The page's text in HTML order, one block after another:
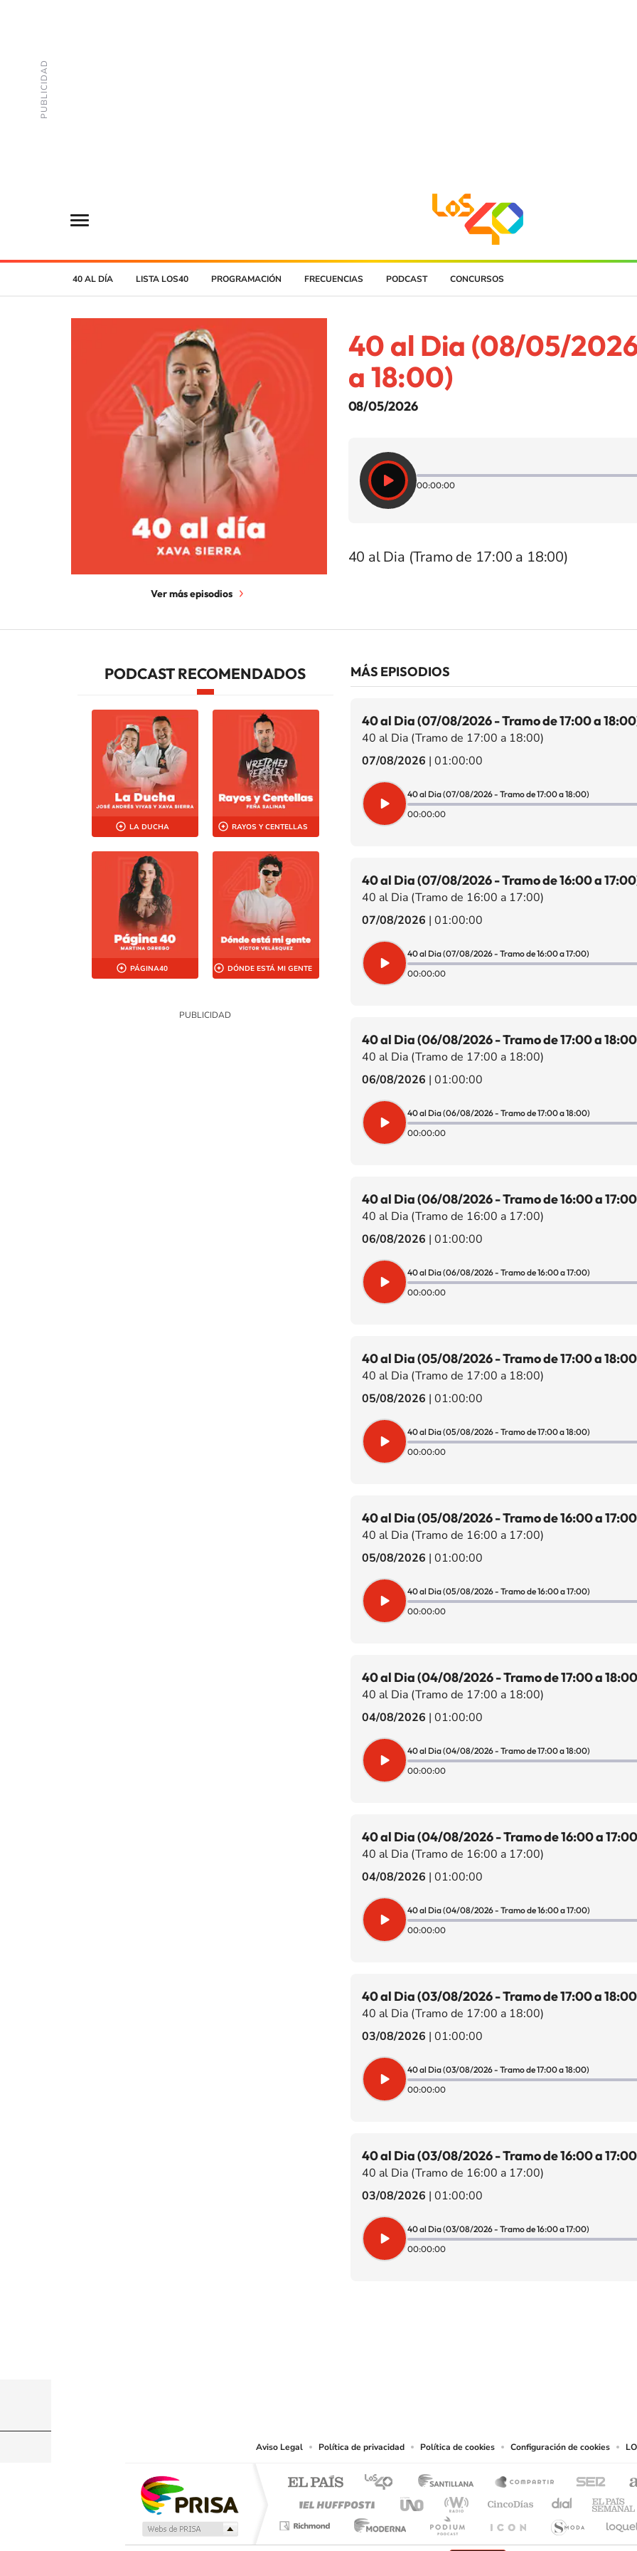
40 AL DÍA LISTA LOS40 PROGRAMACIÓN FRECUENCIAS PODCAST CONCURSOS
Ver más episodios
40 al Dia (08/05/
a 18:00)
08/05/2026
00:00:00
40 al Dia (Tramo de 17:00 a 18:00)
MÁS EPISODIOS
40 al Dia (07/08/2026 - Tramo de 17:00 a
40 al Dia (Tramo de 17:00 a 18:00)
07/08/2026 | 01:00:00
40 al Dia (07/08/2026 - Tramo de 17:00 a 18:00)
00:00:00
40 al Dia (07/08/2026 - Tramo de 16:00 a
40 al Dia (Tramo de 16:00 a 17:00)
07/08/2026 | 01:00:00
40 al Dia (07/08/2026 - Tramo de 16:00 a 17:00)
00:00:00
40 al Dia (06/08/2026 - Tramo de 17:00 a
40 al Dia (Tramo de 17:00 a 18:00)
06/08/2026 | 01:00:00
40 al Dia (06/08/2026 - Tramo de 17:00 a 18:00)
00:00:00
40 al Dia (06/08/2026 - Tramo de 16:00 a
40 al Dia (Tramo de 16:00 a 17:00)
06/08/2026 | 01:00:00
40 al Dia (06/08/2026 - Tramo de 16:00 a 17:00)
00:00:00
40 al Dia (05/08/2026 - Tramo de 17:00 a
40 al Dia (Tramo de 17:00 a 18:00)
05/08/2026 | 01:00:00
40 al Dia (05/08/2026 - Tramo de 17:00 a 18:00)
00:00:00
40 al Dia (05/08/2026 - Tramo de 16:00 a
40 al Dia (Tramo de 16:00 a 17:00)
05/08/2026 | 01:00:00
40 al Dia (05/08/2026 - Tramo de 16:00 a 17:00)
00:00:00
40 al Dia (04/08/2026 - Tramo de 17:00 a
40 al Dia (Tramo de 17:00 a 18:00)
04/08/2026 | 01:00:00
40 al Dia (04/08/2026 - Tramo de 17:00 a 18:00)
00:00:00
40 al Dia (04/08/2026 - Tramo de 16:00 a
40 al Dia (Tramo de 16:00 a 17:00)
04/08/2026 | 01:00:00
40 al Dia (04/08/2026 - Tramo de 16:00 a 17:00)
00:00:00
40 al Dia (03/08/2026 - Tramo de 17:00 a
40 al Dia (Tramo de 17:00 a 18:00)
03/08/2026 | 01:00:00
40 al Dia (03/08/2026 - Tramo de 17:00 a 18:00)
00:00:00
40 al Dia (03/08/2026 - Tramo de 16:00 a
40 al Dia (Tramo de 16:00 a 17:00)
03/08/2026 | 01:00:00
40 al Dia (03/08/2026 - Tramo de 16:00 a 17:00)
00:00:00
PODCAST RECOMENDADOS
LA DUCHA RAYOS Y CENTELLAS
PÁGINA40 DÓNDE ESTÁ MI GENTE
Aviso Legal Política de privacidad Política de cookies Configuración de cookies